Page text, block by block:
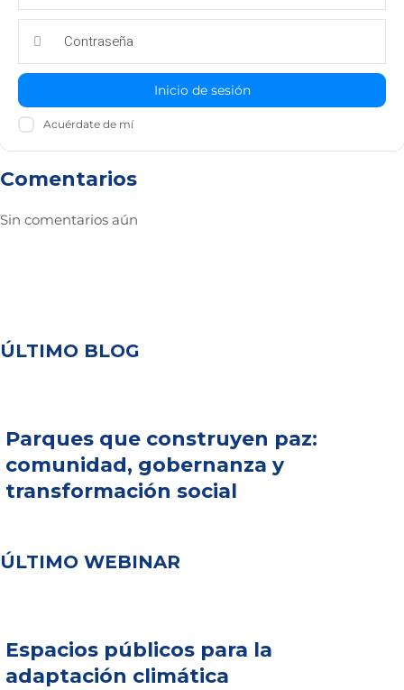
Inicio de sesión
Acuérdate de mí
Comentarios
Sin comentarios aún
ÚLTIMO BLOG
Parques que construyen paz:
comunidad, gobernanza y
transformación social
ÚLTIMO WEBINAR
Espacios públicos para la
adaptación climática